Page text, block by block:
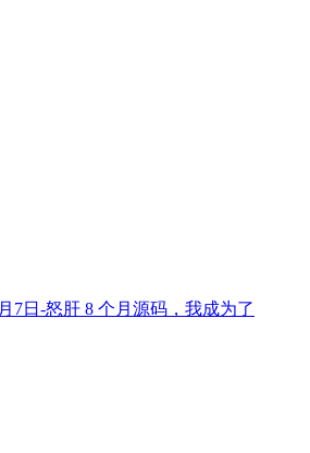
7日-怒肝 8 个月源码，我成为了